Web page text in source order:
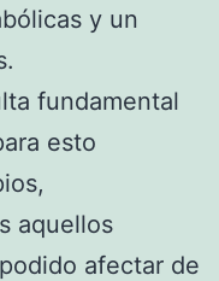
y un
fundamental
esto
aquellos
afectar de